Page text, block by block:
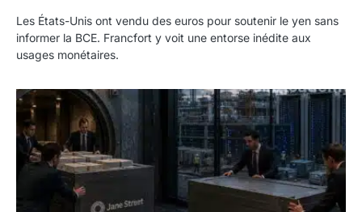
Les États-Unis ont vendu des euros pour soutenir le yen sans
informer la BCE. Francfort y voit une entorse inédite aux
usages monétaires.
Jane Street négocie le transfert de 11 milliards de